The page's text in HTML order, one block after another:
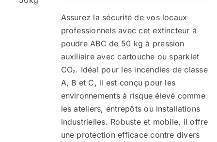
Assurez la sécurité de vos locaux
professionnels avec cet extincteur à
poudre ABC de 50 kg à pression
auxiliaire avec cartouche ou sparklet
CO₂. Idéal pour les incendies de classe
A, B et C, il est conçu pour les
environnements à risque élevé comme
les ateliers, entrepôts ou installations
industrielles. Robuste et mobile, il offre
une protection efficace contre divers